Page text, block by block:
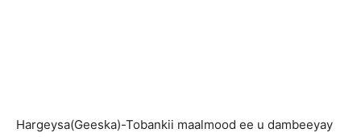
Hargeysa(Geeska)-Tobankii maalmood ee u dambeeyay